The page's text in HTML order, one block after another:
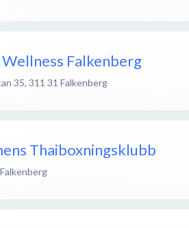
Falkenberg
35, 311 31 Falkenberg
Thaiboxningsklubb
Falkenberg